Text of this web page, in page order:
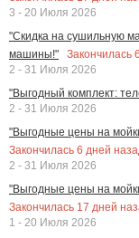
3 - 20 Июля 2026
"Скидка на сушильную
машины!"
Закончилась 6
2 - 31 Июля 2026
"Выгодный комплект:
2 - 31 Июля 2026
"Выгодные цены на
Закончилась 6 дней
2 - 31 Июля 2026
"Выгодные цены на
Закончилась 17 дней
1 - 20 Июля 2026